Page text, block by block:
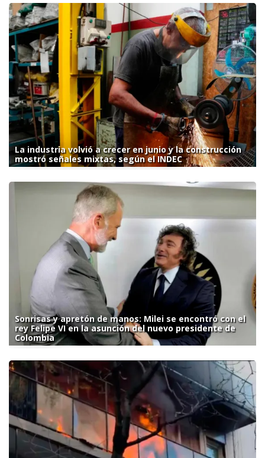
La industria volvió a crecer en junio y la construcción
mostró señales mixtas, según el INDEC
Sonrisas y apretón de manos: Milei se encontró con el
rey Felipe VI en la asunción del nuevo presidente de
Colombia